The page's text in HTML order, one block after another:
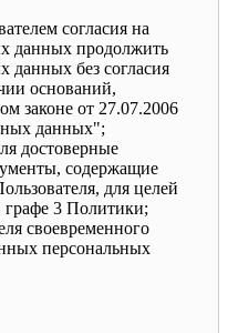
согласия на
данных продолжить
данных без согласия
оснований,
законе от 27.07.2006
данных";
достоверные
содержащие
для целей
графе 3 Политики;
своевременного
персональных